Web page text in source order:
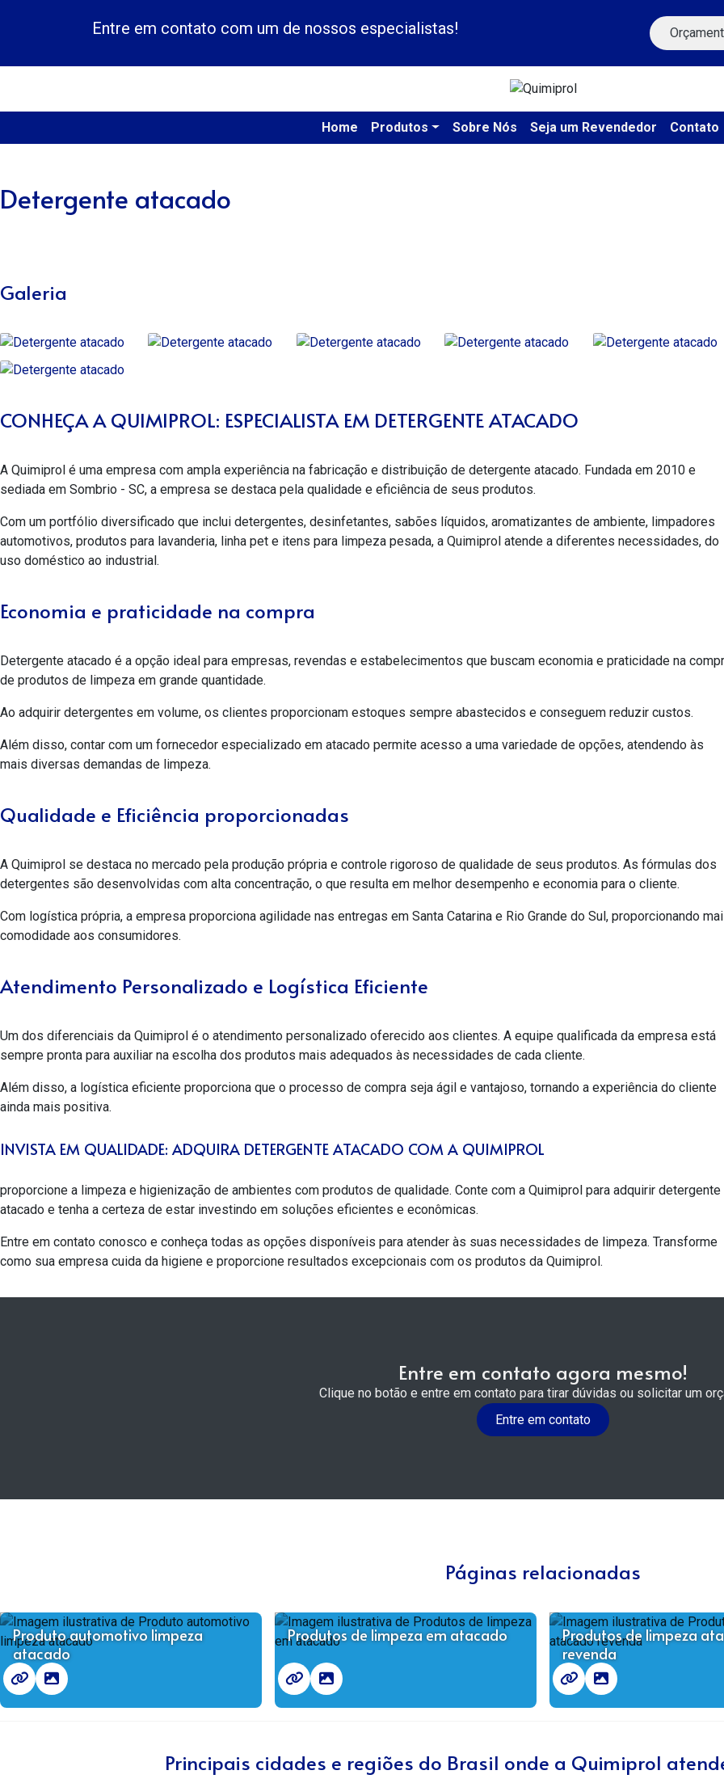
Entre em contato com um de nossos especialistas!
Home Produtos Sobre Nós Seja um Revendedor Contato
Detergente atacado
Galeria
CONHEÇA A QUIMIPROL: ESPECIALISTA EM DETERGENTE ATACADO
A Quimiprol é uma empresa com ampla experiência na fabricação e distribuição de detergente atacado. Fundada em 2010 e
sediada em Sombrio - SC, a empresa se destaca pela qualidade e eficiência de seus produtos.
Com um portfólio diversificado que inclui detergentes, desinfetantes, sabões líquidos, aromatizantes de ambiente, limpadores
automotivos, produtos para lavanderia, linha pet e itens para limpeza pesada, a Quimiprol atende a diferentes necessidades, do
uso doméstico ao industrial.
Economia e praticidade na compra
Detergente atacado é a opção ideal para empresas, revendas e estabelecimentos que buscam economia e praticidade na
de produtos de limpeza em grande quantidade.
Ao adquirir detergentes em volume, os clientes proporcionam estoques sempre abastecidos e conseguem reduzir custos.
Além disso, contar com um fornecedor especializado em atacado permite acesso a uma variedade de opções, atendendo às
mais diversas demandas de limpeza.
Qualidade e Eficiência proporcionadas
A Quimiprol se destaca no mercado pela produção própria e controle rigoroso de qualidade de seus produtos. As fórmulas dos
detergentes são desenvolvidas com alta concentração, o que resulta em melhor desempenho e economia para o cliente.
Com logística própria, a empresa proporciona agilidade nas entregas em Santa Catarina e Rio Grande do Sul, proporcionando
comodidade aos consumidores.
Atendimento Personalizado e Logística Eficiente
Um dos diferenciais da Quimiprol é o atendimento personalizado oferecido aos clientes. A equipe qualificada da empresa está
sempre pronta para auxiliar na escolha dos produtos mais adequados às necessidades de cada cliente.
Além disso, a logística eficiente proporciona que o processo de compra seja ágil e vantajoso, tornando a experiência do cliente
ainda mais positiva.
INVISTA EM QUALIDADE: ADQUIRA DETERGENTE ATACADO COM A QUIMIPROL
proporcione a limpeza e higienização de ambientes com produtos de qualidade. Conte com a Quimiprol para adquirir detergente
atacado e tenha a certeza de estar investindo em soluções eficientes e econômicas.
Entre em contato conosco e conheça todas as opções disponíveis para atender às suas necessidades de limpeza. Transforme
como sua empresa cuida da higiene e proporcione resultados excepcionais com os produtos da Quimiprol.
Entre em contato agora mesmo!
Clique no botão e entre em contato para tirar dúvidas ou solicitar um
Entre em contato
Páginas relacionadas
Produto automotivo limpeza
atacado
Produtos de limpeza em atacado
Produtos de limpeza
revenda
Principais cidades e regiões do Brasil onde a Quimiprol